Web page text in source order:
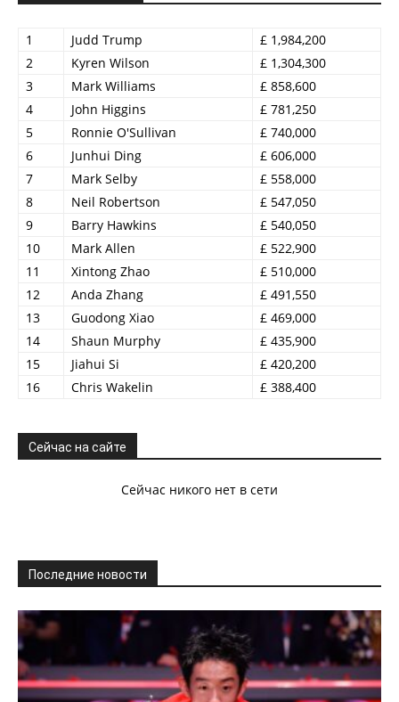
1 Judd Trump
£ 1,984,200
2
Kyren Wilson
£ 1,304,300
3
Mark Williams
£ 858,600
4
John Higgins
£ 781,250
5
Ronnie O'Sullivan
£ 740,000
6
Junhui Ding
£ 606,000
7
Mark Selby
£ 558,000
8
Neil Robertson
£ 547,050
9
Barry Hawkins
£ 540,050
10
Mark Allen
£ 522,900
11
Xintong Zhao
£ 510,000
12
Anda Zhang
£ 491,550
13
Guodong Xiao
£ 469,000
14
Shaun Murphy
£ 435,900
15
Jiahui Si
£ 420,200
16
Chris Wakelin £ 388,400
Сейчас на сайте
Сейчас никого нет в сети
Последние новости